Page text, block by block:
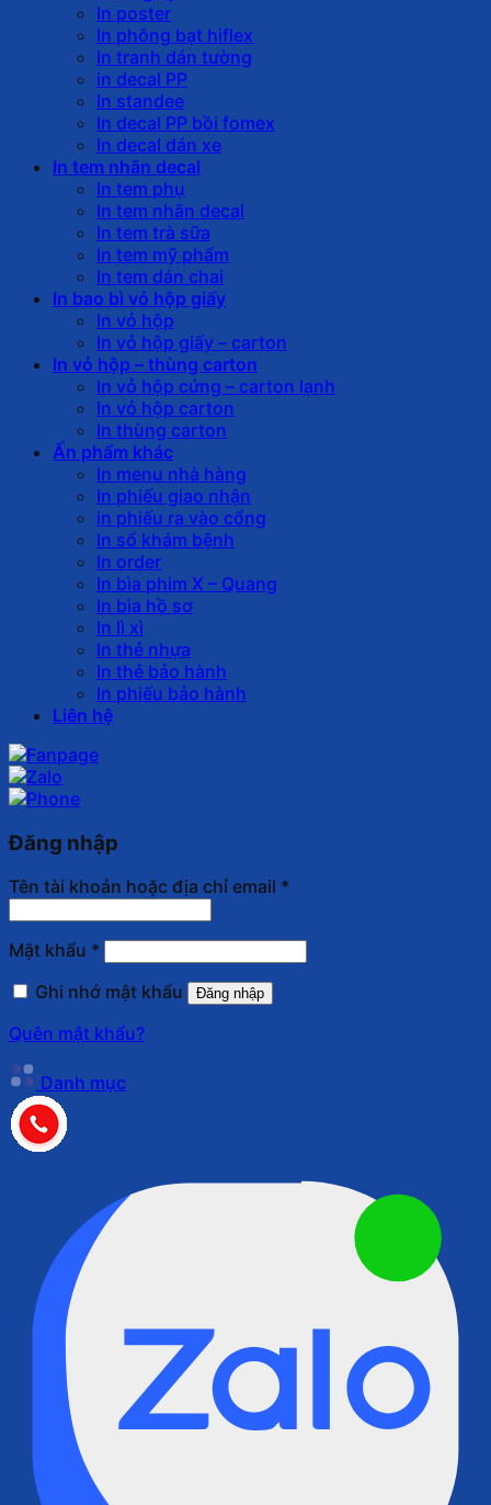
In poster
In phông bạt hiflex
In tranh dán tường
in decal PP
In standee
In decal PP bồi fomex
In decal dán xe
In tem nhãn decal
In tem phụ
In tem nhãn decal
In tem trà sữa
In tem mỹ phẩm
In tem dán chai
In bao bì vỏ hộp giấy
In vỏ hộp
In vỏ hộp giấy – carton
In vỏ hộp – thùng carton
In vỏ hộp cứng – carton lạnh
In vỏ hộp carton
In thùng carton
Ấn phẩm khác
In menu nhà hàng
In phiếu giao nhận
in phiếu ra vào cổng
In sổ khám bệnh
In order
In bìa phim X – Quang
In bìa hồ sơ
In lì xì
In thẻ nhựa
In thẻ bảo hành
In phiếu bảo hành
Liên hệ
Đăng nhập
Tên tài khoản hoặc địa chỉ email *
Mật khẩu *
Ghi nhớ mật khẩu
Đăng nhập
Quên mật khẩu?
Danh mục